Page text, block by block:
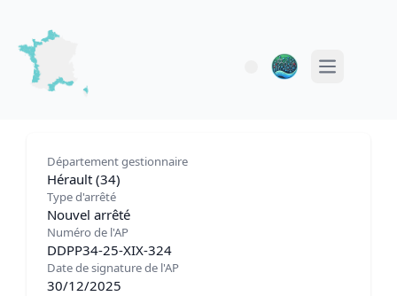
Open main
Département gestionnaire
Hérault (34)
Type d'arrêté
Nouvel arrêté
Numéro de l'AP
DDPP34-25-XIX-324
Date de signature de l'AP
30/12/2025